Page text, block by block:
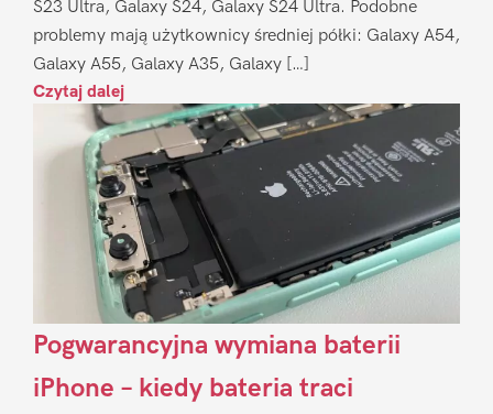
S23 Ultra, Galaxy S24, Galaxy S24 Ultra. Podobne
problemy mają użytkownicy średniej półki: Galaxy A54,
Galaxy A55, Galaxy A35, Galaxy […]
Czytaj dalej
Pogwarancyjna wymiana baterii
iPhone – kiedy bateria traci